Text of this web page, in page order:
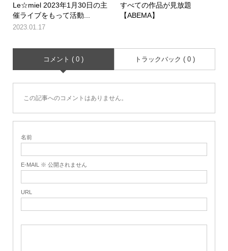
Le☆miel 2023年1月30日の主
催ライブをもって活動...
2023.01.17
すべての作品が見放題
【ABEMA】
コメント ( 0 ) トラックバック ( 0 )
この記事へのコメントはありません。
名前
E-MAIL ※ 公開されません
URL